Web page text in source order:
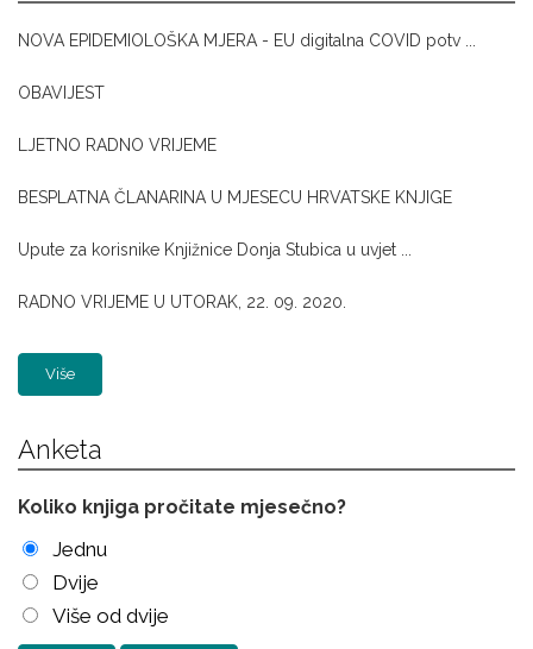
NOVA EPIDEMIOLOŠKA MJERA - EU digitalna COVID potv ...
OBAVIJEST
LJETNO RADNO VRIJEME
BESPLATNA ČLANARINA U MJESECU HRVATSKE KNJIGE
Upute za korisnike Knjižnice Donja Stubica u uvjet ...
RADNO VRIJEME U UTORAK, 22. 09. 2020.
Više
Anketa
Koliko knjiga pročitate mjesečno?
Jednu
Dvije
Više od dvije